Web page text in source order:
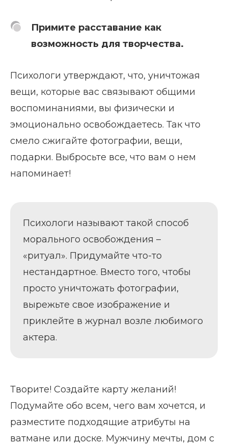
Примите расставание как
возможность для творчества.
Психологи утверждают, что, уничтожая
вещи, которые вас связывают общими
воспоминаниями, вы физически и
эмоционально освобождаетесь. Так что
смело сжигайте фотографии, вещи,
подарки. Выбросьте все, что вам о нем
напоминает!
Психологи называют такой способ
морального освобождения –
«ритуал». Придумайте что-то
нестандартное. Вместо того, чтобы
просто уничтожать фотографии,
вырежьте свое изображение и
приклейте в журнал возле любимого
актера.
Творите! Создайте карту желаний!
Подумайте обо всем, чего вам хочется, и
разместите подходящие атрибуты на
ватмане или доске. Мужчину мечты, дом с